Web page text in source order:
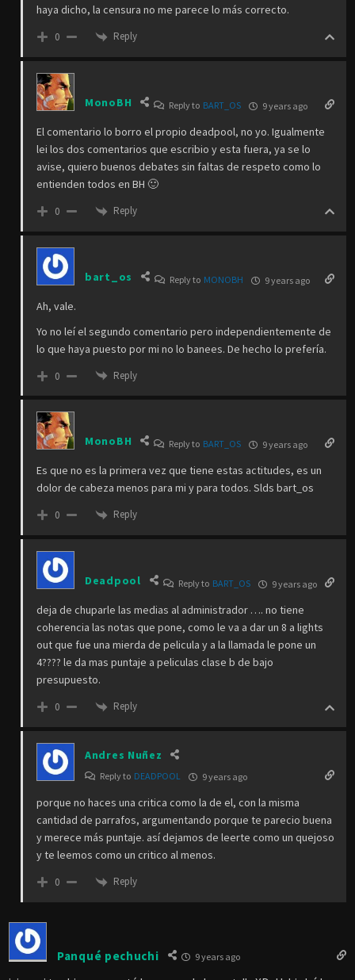
haya dicho, la censura no me parece lo más correcto.
0 Reply
MonoBH Reply to BART_OS 9 years ago
El comentario lo borro el propio deadpool, no yo. Igualmente
lei los dos comentarios que escribio y esta fuera, ya se lo
avise, quiero buenos debates sin faltas de respeto como lo
entienden todos en BH 🙂
0 Reply
bart_os Reply to MONOBH 9 years ago
Ah, vale.
Yo no leí el segundo comentario pero independientemente de
lo que haya puesto por mi no lo banees. De hecho lo prefería.
0 Reply
MonoBH Reply to BART_OS 9 years ago
Es que no es la primera vez que tiene estas actitudes, es un
dolor de cabeza menos para mi y para todos. Slds bart_os
0 Reply
Deadpool Reply to BART_OS 9 years ago
deja de chuparle las medias al administrador …. no tiene
coherencia las notas que pone, como le va a dar un 8 a lights
out que fue una mierda de pelicula y a la llamada le pone un
4???? le da mas puntaje a peliculas clase b de bajo
presupuesto.
0 Reply
Andres Nuñez
Reply to DEADPOOL 9 years ago
porque no haces una critica como la de el, con la misma
cantidad de parrafos, argumentando porque te parecio buena
y merece más puntaje. así dejamos de leerte como un quejoso
y te leemos como un critico al menos.
0 Reply
Panqué pechuchi 9 years ago